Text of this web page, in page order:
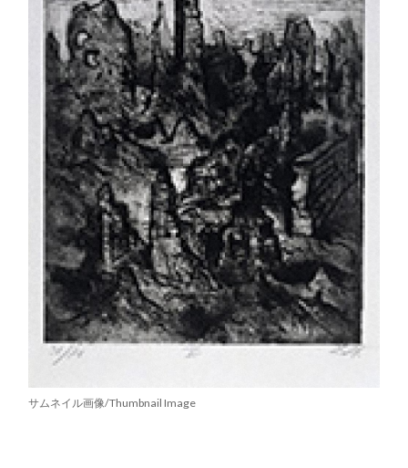
サムネイル画像/Thumbnail Image